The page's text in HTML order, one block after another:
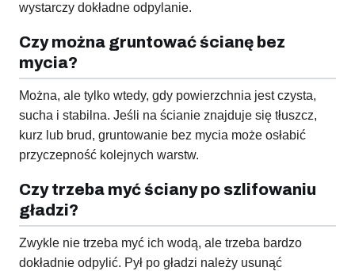
wystarczy dokładne odpylanie.
Czy można gruntować ścianę bez
mycia?
Można, ale tylko wtedy, gdy powierzchnia jest czysta,
sucha i stabilna. Jeśli na ścianie znajduje się tłuszcz,
kurz lub brud, gruntowanie bez mycia może osłabić
przyczepność kolejnych warstw.
Czy trzeba myć ściany po szlifowaniu
gładzi?
Zwykle nie trzeba myć ich wodą, ale trzeba bardzo
dokładnie odpylić. Pył po gładzi należy usunąć